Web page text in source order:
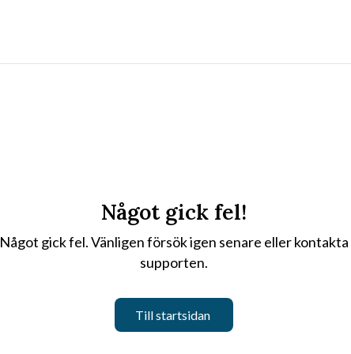
Något gick fel!
Något gick fel. Vänligen försök igen senare eller kontakta
supporten.
Till startsidan